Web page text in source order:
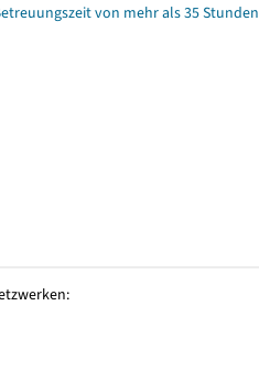
von mehr als 35